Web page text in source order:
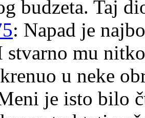
budzeta. Taj
: Napad je
stvarno mu
u neke
je isto bilo